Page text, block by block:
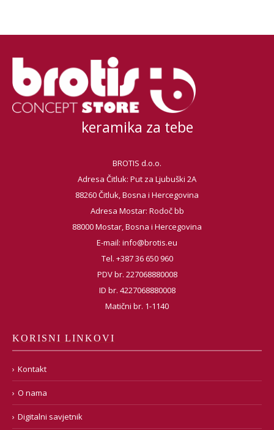
keramika za tebe
BROTIS d.o.o.
Adresa Čitluk: Put za Ljubuški 2A
88260 Čitluk, Bosna i Hercegovina
Adresa Mostar: Rodoč bb
88000 Mostar, Bosna i Hercegovina
E-mail: info@brotis.eu
Tel. +387 36 650 960
PDV br. 227068880008
ID br. 4227068880008
Matični br. 1-1140
KORISNI LINKOVI
Kontakt
O nama
Digitalni savjetnik